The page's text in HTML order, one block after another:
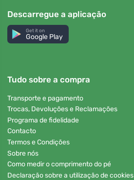
Descarregue a aplicação
Get it on
Google Play
Tudo sobre a compra
Transporte e pagamento
Trocas, Devoluções e Reclamações
Programa de fidelidade
Contacto
Termos e Condições
Sobre nós
Como medir o comprimento do pé
Declaração sobre a utilização de cookies